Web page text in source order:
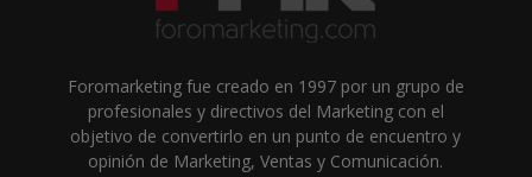
Foromarketing fue creado en 1997 por un grupo de
profesionales y directivos del Marketing con el
objetivo de convertirlo en un punto de encuentro y
opinión de Marketing, Ventas y Comunicación.